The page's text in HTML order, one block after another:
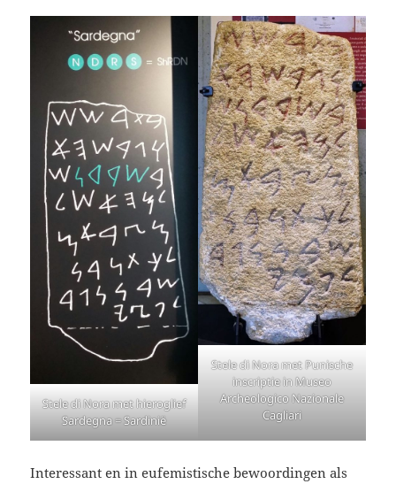
Stele di Nora met hieroglief
Sardegna = Sardinië
Stele di Nora met Punische
inscriptie in Museo
Archeologico Nazionale
Cagliari
Interessant en in eufemistische bewoordingen als